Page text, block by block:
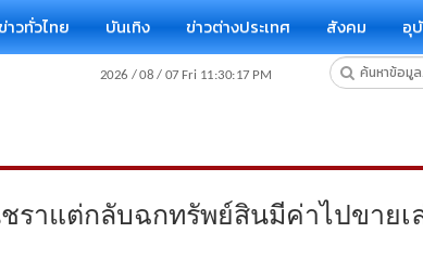
าวทั่วไทย บันเทิง ข่าวต่างประเทศ สังคม อุ
ราแต่กลับฉกทรัพย์สินมีค่าไปขาย